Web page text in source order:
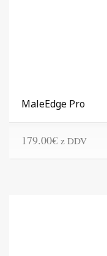
MaleEdge Pro
179.00€ z DDV